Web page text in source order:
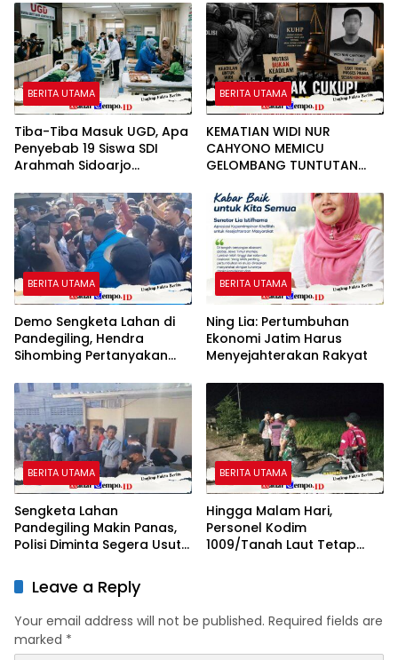
BERITA UTAMA
Tiba-Tiba Masuk UGD, Apa
Penyebab 19 Siswa SDI
Arahmah Sidoarjo
BERITA UTAMA
KEMATIAN WIDI NUR
CAHYONO MEMICU
GELOMBANG TUNTUTAN
TAK MENJAWAB
PERTANYAAN HUKUM,
DESAKAN PROSES PIDANA
MENGUAT
BERITA UTAMA
Demo Sengketa Lahan di
Pandegiling, Hendra
Sihombing Pertanyakan
BERITA UTAMA
Ning Lia: Pertumbuhan
Ekonomi Jatim Harus
Menyejahterakan Rakyat
BERITA UTAMA
Sengketa Lahan
Pandegiling Makin Panas,
Polisi Diminta Segera Usut
Kegaduhan Di Surabaya
BERITA UTAMA
Hingga Malam Hari,
Personel Kodim
1009/Tanah Laut Tetap
Leave a Reply
Your email address will not be published. Required fields are
marked *